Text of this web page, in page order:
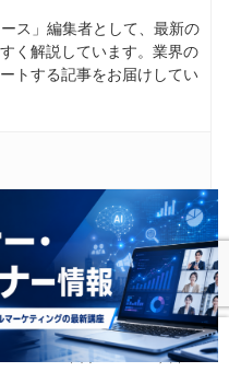
ス」編集者として、最新の
く解説しています。業界の
トする記事をお届けしてい
も読んでいます
トップ サイドバー